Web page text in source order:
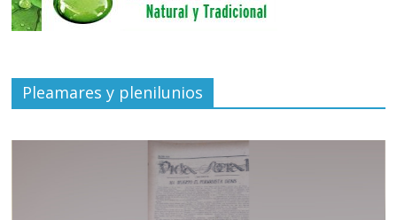
Pleamares y plenilunios